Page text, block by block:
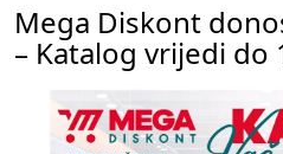
Mega Diskont
– Katalog vrijedi do